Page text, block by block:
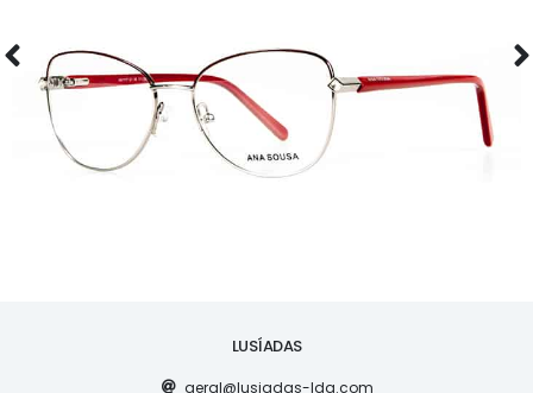
LUSÍADAS
geral@lusiadas-lda.com